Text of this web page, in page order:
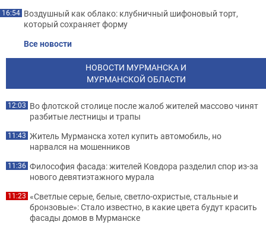
16:54 Воздушный как облако: клубничный шифоновый торт,
который сохраняет форму
Все новости
НОВОСТИ МУРМАНСКА И
МУРМАНСКОЙ ОБЛАСТИ
12:03 Во флотской столице после жалоб жителей массово чинят
разбитые лестницы и трапы
11:43 Житель Мурманска хотел купить автомобиль, но
нарвался на мошенников
11:36 Философия фасада: жителей Ковдора разделил спор из-за
нового девятиэтажного мурала
11:23 «Светлые серые, белые, светло-охристые, стальные и
бронзовые»: Стало известно, в какие цвета будут красить
фасады домов в Мурманске